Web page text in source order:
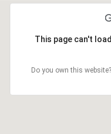
This page can't
Do you own this website?